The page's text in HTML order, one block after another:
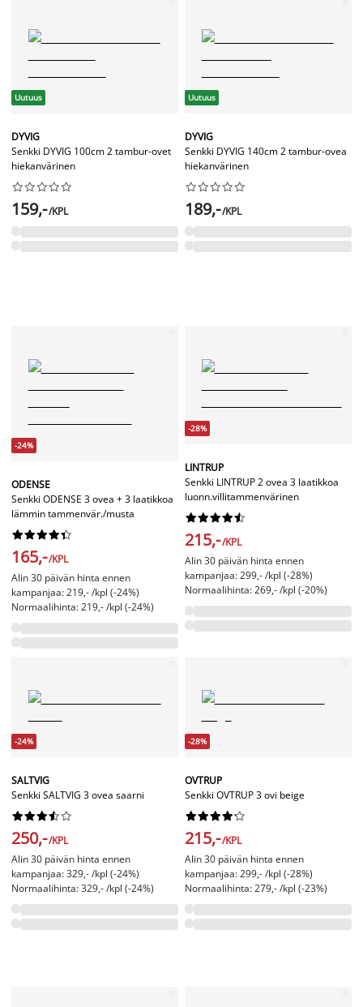
Uutuus
DYVIG
Senkki DYVIG 100cm 2 tambur-ovet
hiekanvärinen






159,-/KPL
Uutuus
DYVIG
Senkki DYVIG 140cm 2 tambur-ovea
hiekanvärinen






189,-/KPL
-24%
ODENSE
Senkki ODENSE 3 ovea + 3 laatikkoa
lämmin tammenvär./musta






165,-/KPL
Alin 30 päivän hinta ennen
kampanjaa: 219,- /kpl (-24%)
Normaalihinta: 219,- /kpl (-24%)
-28%
LINTRUP
Senkki LINTRUP 2 ovea 3 laatikkoa
luonn.villitammenvärinen






215,-/KPL
Alin 30 päivän hinta ennen
kampanjaa: 299,- /kpl (-28%)
Normaalihinta: 269,- /kpl (-20%)
-24%
SALTVIG
Senkki SALTVIG 3 ovea saarni






250,-/KPL
Alin 30 päivän hinta ennen
kampanjaa: 329,- /kpl (-24%)
Normaalihinta: 329,- /kpl (-24%)
-28%
OVTRUP
Senkki OVTRUP 3 ovi beige






215,-/KPL
Alin 30 päivän hinta ennen
kampanjaa: 299,- /kpl (-28%)
Normaalihinta: 279,- /kpl (-23%)